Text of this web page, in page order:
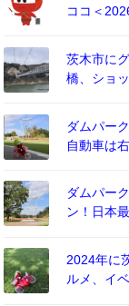
ココ＜
茨木市に
橋、ショ
ダムパー
自動車は
ダムパー
ン！日本
2024年に
ルメ、イ